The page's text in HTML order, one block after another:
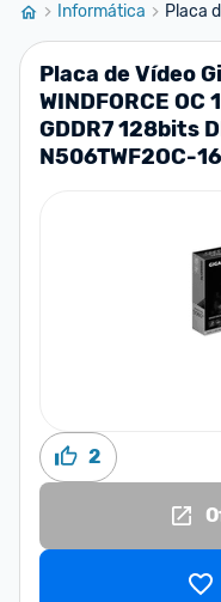
Informática Placa
Placa de Vídeo
WINDFORCE OC
GDDR7 128bits
N506TWF2OC-
2